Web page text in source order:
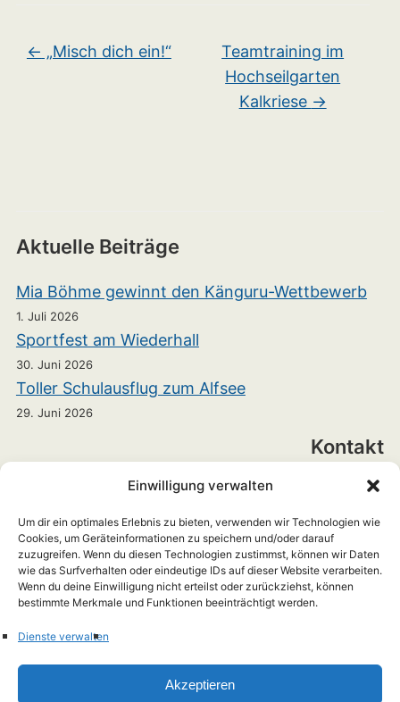
Einwilligung verwalten
Um dir ein optimales Erlebnis zu bieten, verwenden wir Technologien wie
Cookies, um Geräteinformationen zu speichern und/oder darauf
zuzugreifen. Wenn du diesen Technologien zustimmst, können wir Daten
wie das Surfverhalten oder eindeutige IDs auf dieser Website verarbeiten.
Wenn du deine Einwilligung nicht erteilst oder zurückziehst, können
bestimmte Merkmale und Funktionen beeinträchtigt werden.
Dienste verwalten
Akzeptieren
← „Misch dich ein!“
Teamtraining im
Hochseilgarten
Kalkriese →
Aktuelle Beiträge
Mia Böhme gewinnt den Känguru-Wettbewerb
1. Juli 2026
Sportfest am Wiederhall
30. Juni 2026
Toller Schulausflug zum Alfsee
29. Juni 2026
Kontakt
Realschule Bramsche
Heinrichstraße 7
49565 Bramsche
+49 5461 703899-0